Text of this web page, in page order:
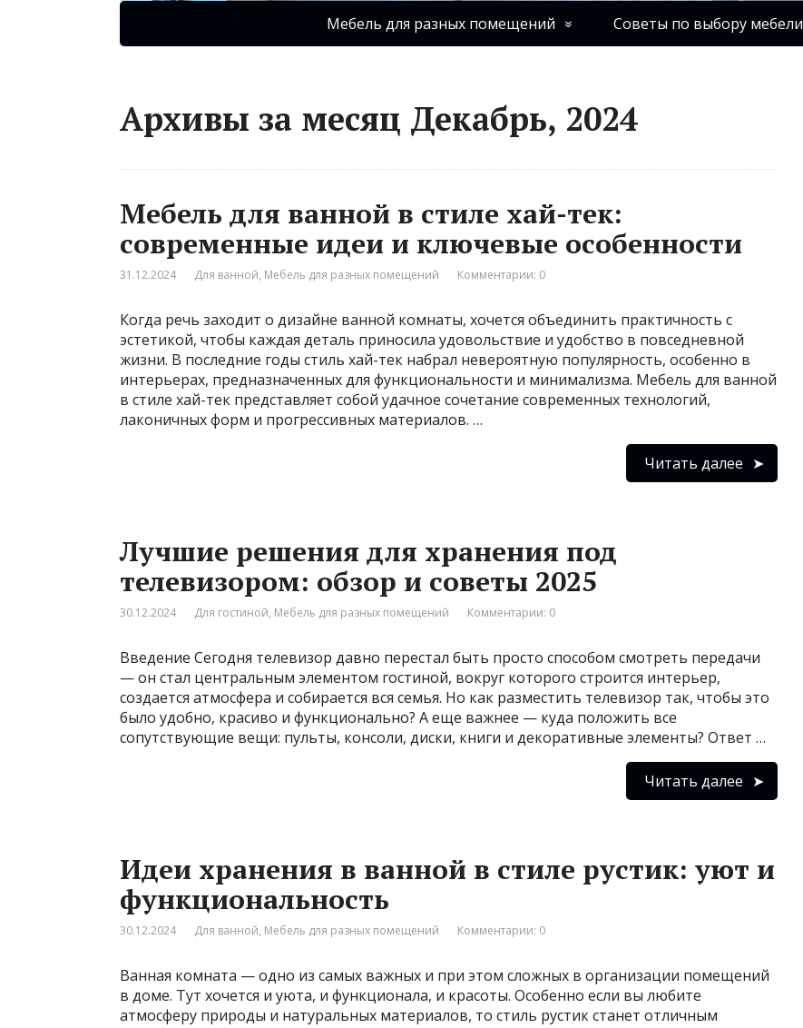
Мебель для разных помещений Советы по выбору мебели
Архивы за месяц Декабрь, 2024
Мебель для ванной в стиле хай-тек:
современные идеи и ключевые особенности
31.12.2024 Для ванной, Мебель для разных помещений Комментарии: 0
Когда речь заходит о дизайне ванной комнаты, хочется объединить практичность с
эстетикой, чтобы каждая деталь приносила удовольствие и удобство в повседневной
жизни. В последние годы стиль хай-тек набрал невероятную популярность, особенно в
интерьерах, предназначенных для функциональности и минимализма. Мебель для ванной
в стиле хай-тек представляет собой удачное сочетание современных технологий,
лаконичных форм и прогрессивных материалов. …
Читать далее
Лучшие решения для хранения под
телевизором: обзор и советы 2025
30.12.2024 Для гостиной, Мебель для разных помещений Комментарии: 0
Введение Сегодня телевизор давно перестал быть просто способом смотреть передачи
— он стал центральным элементом гостиной, вокруг которого строится интерьер,
создается атмосфера и собирается вся семья. Но как разместить телевизор так, чтобы это
было удобно, красиво и функционально? А еще важнее — куда положить все
сопутствующие вещи: пульты, консоли, диски, книги и декоративные элементы? Ответ …
Читать далее
Идеи хранения в ванной в стиле рустик: уют и
функциональность
30.12.2024 Для ванной, Мебель для разных помещений Комментарии: 0
Ванная комната — одно из самых важных и при этом сложных в организации помещений
в доме. Тут хочется и уюта, и функционала, и красоты. Особенно если вы любите
атмосферу природы и натуральных материалов, то стиль рустик станет отличным